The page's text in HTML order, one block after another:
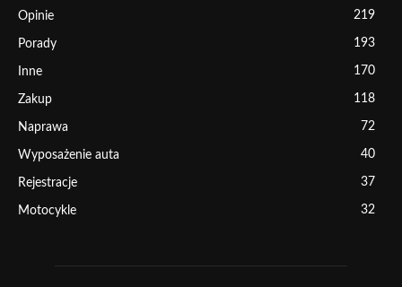
Opinie 219
Porady 193
Inne 170
Zakup 118
Naprawa 72
Wyposażenie auta 40
Rejestracje 37
Motocykle 32